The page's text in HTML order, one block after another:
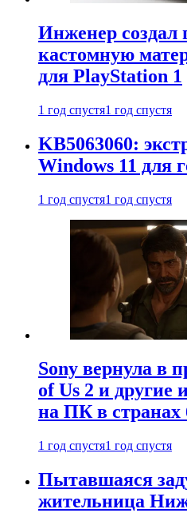
Инженер создал
кастомную
для PlayStation 1
1 год спустя1 год спустя
KB5063060:
Windows 11 для
1 год спустя1 год спустя
Sony вернула в
of Us 2 и другие
на ПК в странах
1 год спустя1 год спустя
Пытавшаяся
жительница